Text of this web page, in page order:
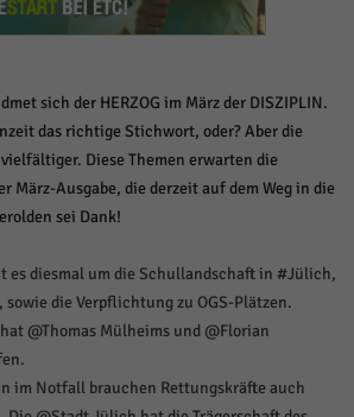
sich der HERZOG im März der DISZIPLIN.
das richtige Stichwort, oder? Aber die
Diese Themen erwarten die
März-Ausgabe, die derzeit auf dem Weg in die
sei Dank!
es diesmal um die Schullandschaft in #Jülich,
die Verpflichtung zu OGS-Plätzen.
@Thomas Mülheims und @Florian
im Notfall brauchen Rettungskräfte auch
Zurück
grundlegende Funktionen und sind für die
Website erforderlich.
Informationen anonym. Diese Informationen helfen
Besucher unsere Website nutzen.